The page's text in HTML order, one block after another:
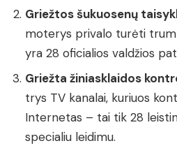
Griežtos šukuosenų
moterys privalo turėti
yra 28 oficialios valdžios
Griežta žiniasklaidos
trys TV kanalai, kuriuos
Internetas – tai tik 28
specialiu leidimu.